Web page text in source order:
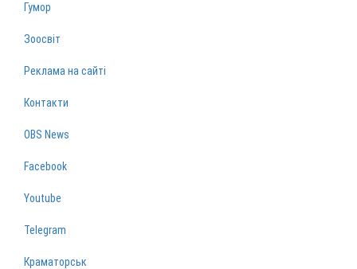
Гумор
Зоосвіт
Реклама на сайті
Контакти
OBS News
Facebook
Youtube
Telegram
Краматорськ